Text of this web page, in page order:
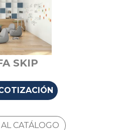
SKIP
CATÁLOGO